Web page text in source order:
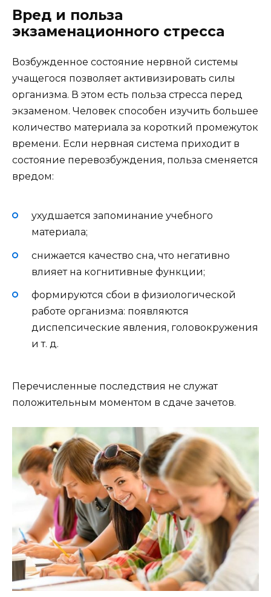
Вред и польза
экзаменационного стресса
Возбужденное состояние нервной системы
учащегося позволяет активизировать силы
организма. В этом есть польза стресса перед
экзаменом. Человек способен изучить большее
количество материала за короткий промежуток
времени. Если нервная система приходит в
состояние перевозбуждения, польза сменяется
вредом:
ухудшается запоминание учебного
материала;
снижается качество сна, что негативно
влияет на когнитивные функции;
формируются сбои в физиологической
работе организма: появляются
диспепсические явления, головокружения
и т. д.
Перечисленные последствия не служат
положительным моментом в сдаче зачетов.